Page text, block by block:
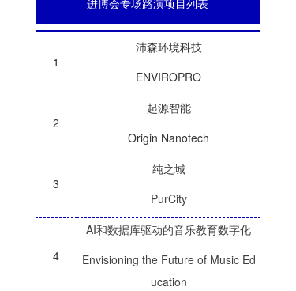
进博会专场路演项目列表
1
沛森环境科技
ENVIROPRO
2
起源智能
Origin Nanotech
3
纯之城
PurCity
4
AI和数据库驱动的音乐教育数字化
Envisioning the Future of Music Ed
ucation